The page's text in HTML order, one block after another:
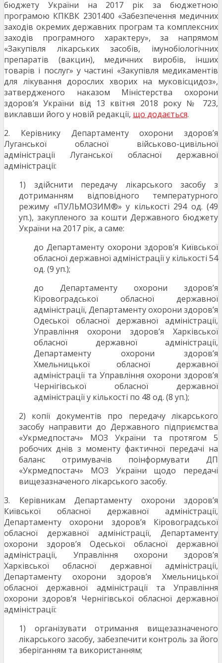
бюджету України на 2017 рік за бюджетною
програмою КПКВК 2301400 «Забезпечення медичних
заходів окремих державних програм та комплексних
заходів програмного характеру», за напрямом
«Закупівля лікарських засобів, імунобіологічних
препаратів (вакцин), медичних виробів, інших
товарів і послуг» у частині «Закупівля медикаментів
для лікування дорослих хворих на муковісцидоз»,
затвердженого наказом Міністерства охорони
здоров’я України від 13 квітня 2018 року № 723,
виклавши його у новій редакції, що додається.
2. Керівнику Департаменту охорони здоров’я
Луганської обласної військово-цивільної
адміністрації Луганської обласної державної
адміністрації:
1) здійснити передачу лікарського засобу з
дотриманням відповідного температурного
режиму «ПУЛЬМОЗИМ®» у кількості 294 од. (49
уп.), закупленого за кошти Державного бюджету
України на 2017 рік, а саме:
до Департаменту охорони здоров’я Київської
обласної державної адміністрації у кількості 54
од. (9 уп.);
до Департаменту охорони здоров’я
Кіровоградської обласної державної
адміністрації, Департаменту охорони здоров’я
Одеської обласної державної адміністрації,
Управління охорони здоров’я Харківської
обласної державної адміністрації,
Департаменту охорони здоров’я
Хмельницької обласної державної
адміністрації та Управління охорони здоров’я
Чернігівської обласної державної
адміністрації у кількості по 48 од. (8 уп.);
2) копії документів про передачу лікарського
засобу направити до Державного підприємства
«Укрмедпостач» МОЗ України та протягом 5
робочих днів з моменту фактичної передачі на
баланс отримувачів поінформувати ДП
«Укрмедпостач» МОЗ України щодо передачі
вищезазначеного лікарського засобу.
3. Керівникам Департаменту охорони здоров’я
Київської обласної державної адміністрації,
Департаменту охорони здоров’я Кіровоградської
обласної державної адміністрації, Департаменту
охорони здоров’я Одеської обласної державної
адміністрації, Управління охорони здоров’я
Харківської обласної державної адміністрації,
Департаменту охорони здоров’я Хмельницької
обласної державної адміністрації та Управління
охорони здоров’я Чернігівської обласної державної
адміністрації:
1) організувати отримання вищезазначеного
лікарського засобу, забезпечити контроль за його
зберіганням та використанням;